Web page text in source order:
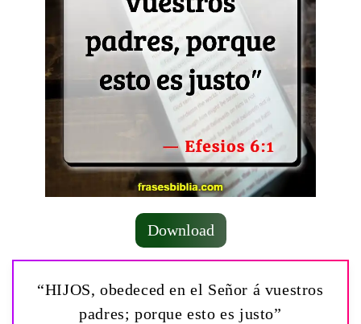
Download
“HIJOS, obedeced en el Señor á vuestros
padres; porque esto es justo”